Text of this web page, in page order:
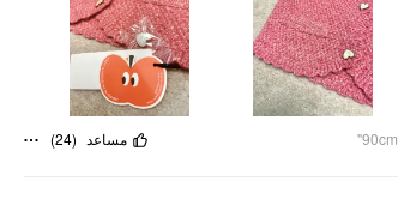
مساعد (
24
)